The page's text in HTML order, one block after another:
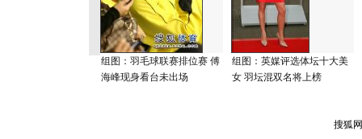
组图：羽毛球联赛排位赛 傅
海峰现身看台未出场
组图：英媒评选体坛十大美
女 羽坛混双名将上榜